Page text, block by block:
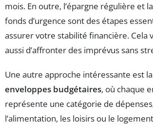
mois. En outre, l’épargne régulière et
fonds d’urgence sont des étapes
assurer votre stabilité financière. Cela
aussi d’affronter des imprévus sans
Une autre approche intéressante est
enveloppes budgétaires, où chaque
représente une catégorie de
l’alimentation, les loisirs ou le